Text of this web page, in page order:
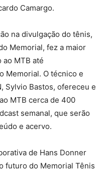
Camargo.
na divulgação do tênis,
Memorial, fez a maior
ao MTB até
Memorial. O técnico e
Sylvio Bastos, ofereceu e
MTB cerca de 400
semanal, que serão
e acervo.
de Hans Donner
futuro do Memorial Tênis